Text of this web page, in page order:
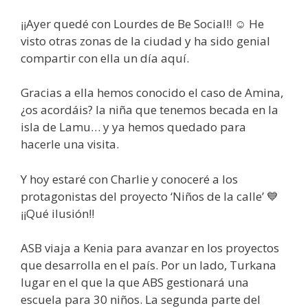
¡¡Ayer quedé con Lourdes de Be Social!! ☺ He
visto otras zonas de la ciudad y ha sido genial
compartir con ella un día aquí.
Gracias a ella hemos conocido el caso de Amina,
¿os acordáis? la niña que tenemos becada en la
isla de Lamu… y ya hemos quedado para
hacerle una visita.
Y hoy estaré con Charlie y conoceré a los
protagonistas del proyecto ‘Niños de la calle’ 💙
¡¡Qué ilusión!!
ASB viaja a Kenia para avanzar en los proyectos
que desarrolla en el país. Por un lado, Turkana
lugar en el que la que ABS gestionará una
escuela para 30 niños. La segunda parte del